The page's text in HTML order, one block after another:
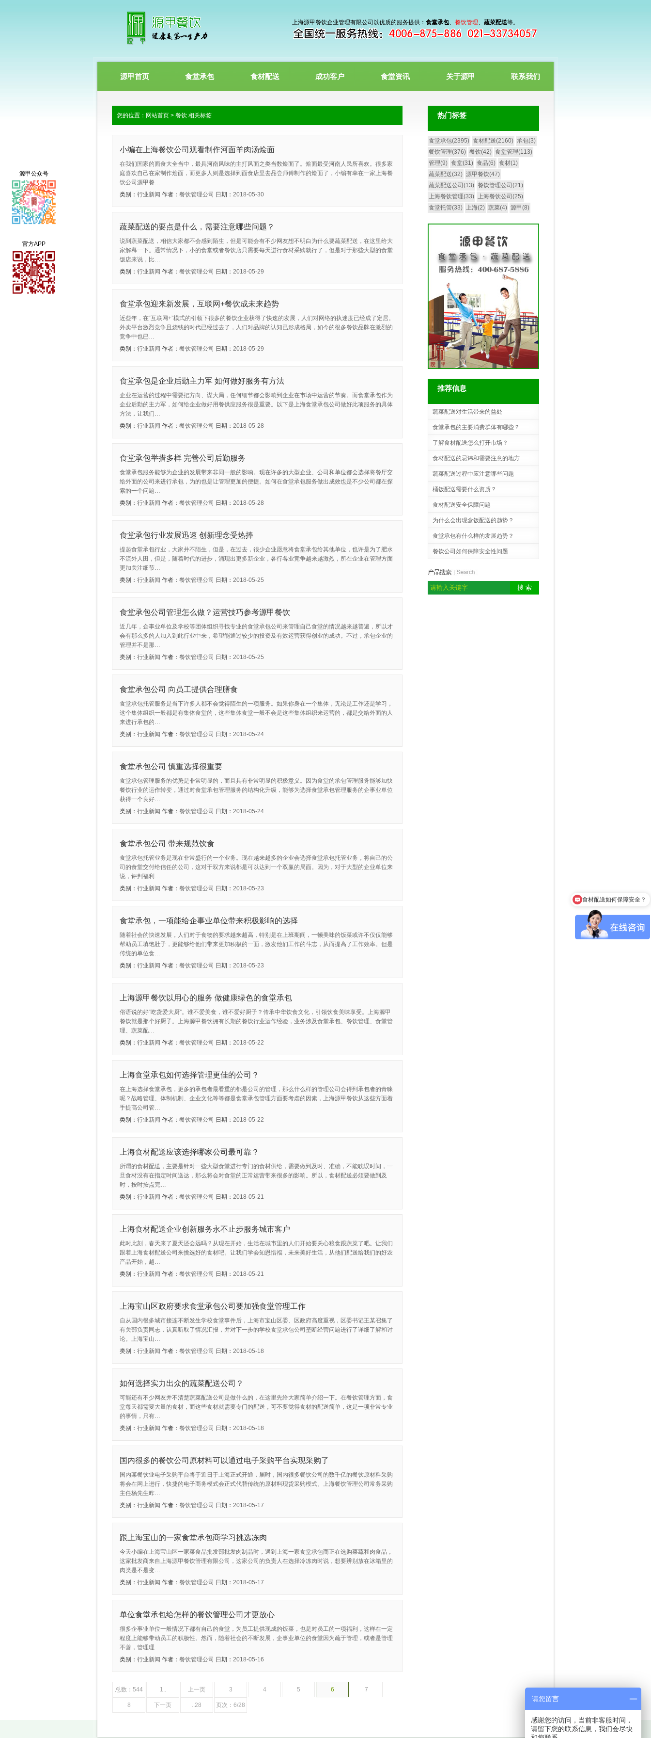
上海源甲餐饮企业管理有限公司以优质的服务提供： 食堂承包、 餐饮管理、 蔬菜配送等。
源甲首页 食堂承包 食材配送 成功客户 食堂资讯 关于源甲 联系我们
您的位置： 网站首页 > 餐饮 相关标签
小编在上海餐饮公司观看制作河面羊肉汤烩面
在我们国家的面食大全当中，最具河南风味的主打风面之类当数烩面了。烩面最受河南人民所喜欢。很多家
庭喜欢自己在家制作烩面，而更多人则是选择到面食店里去品尝师傅制作的烩面了，小编有幸在一家上海餐
饮公司源甲餐…
类别： 行业新闻 作者： 餐饮管理公司 日期： 2018-05-30
蔬菜配送的要点是什么，需要注意哪些问题？
说到蔬菜配送，相信大家都不会感到陌生，但是可能会有不少网友想不明白为什么要蔬菜配送，在这里给大
家解释一下。通常情况下，小的食堂或者餐饮店只需要每天进行食材采购就行了，但是对于那些大型的食堂
饭店来说，比…
类别： 行业新闻 作者： 餐饮管理公司 日期： 2018-05-29
食堂承包迎来新发展，互联网+餐饮成未来趋势
近些年，在“互联网+”模式的引领下很多的餐饮企业获得了快速的发展，人们对网络的执迷度已经成了定居。
外卖平台激烈竞争且烧钱的时代已经过去了，人们对品牌的认知已形成格局，如今的很多餐饮品牌在激烈的
竞争中也已…
类别： 行业新闻 作者： 餐饮管理公司 日期： 2018-05-29
食堂承包是企业后勤主力军 如何做好服务有方法
企业在运营的过程中需要把方向、谋大局，任何细节都会影响到企业在市场中运营的节奏。而食堂承包作为
企业后勤的主力军，如何给企业做好用餐供应服务很是重要。以下是上海食堂承包公司做好此项服务的具体
方法，让我们…
类别： 行业新闻 作者： 餐饮管理公司 日期： 2018-05-28
食堂承包举措多样 完善公司后勤服务
食堂承包服务能够为企业的发展带来非同一般的影响。现在许多的大型企业、公司和单位都会选择将餐厅交
给外面的公司来进行承包，为的也是让管理更加的便捷。如何在食堂承包服务做出成效也是不少公司都在探
索的一个问题…
类别： 行业新闻 作者： 餐饮管理公司 日期： 2018-05-28
食堂承包行业发展迅速 创新理念受热捧
提起食堂承包行业，大家并不陌生，但是，在过去，很少企业愿意将食堂承包给其他单位，也许是为了肥水
不流外人田，但是，随着时代的进步，涌现出更多新企业，各行各业竞争越来越激烈，所在企业在管理方面
更加关注细节…
类别： 行业新闻 作者： 餐饮管理公司 日期： 2018-05-25
食堂承包公司管理怎么做？运营技巧参考源甲餐饮
近几年，企事业单位及学校等团体组织寻找专业的食堂承包公司来管理自己食堂的情况越来越普遍，所以才
会有那么多的人加入到此行业中来，希望能通过较少的投资及有效运营获得创业的成功。不过，承包企业的
管理并不是那…
类别： 行业新闻 作者： 餐饮管理公司 日期： 2018-05-25
食堂承包公司 向员工提供合理膳食
食堂承包托管服务是当下许多人都不会觉得陌生的一项服务。如果你身在一个集体，无论是工作还是学习，
这个集体组织一般都是有集体食堂的，这些集体食堂一般不会是这些集体组织来运营的，都是交给外面的人
来进行承包的…
类别： 行业新闻 作者： 餐饮管理公司 日期： 2018-05-24
食堂承包公司 慎重选择很重要
食堂承包管理服务的优势是非常明显的，而且具有非常明显的积极意义。因为食堂的承包管理服务能够加快
餐饮行业的运作转变，通过对食堂承包管理服务的结构化升级，能够为选择食堂承包管理服务的企事业单位
获得一个良好…
类别： 行业新闻 作者： 餐饮管理公司 日期： 2018-05-24
食堂承包公司 带来规范饮食
食堂承包托管业务是现在非常盛行的一个业务。现在越来越多的企业会选择食堂承包托管业务，将自己的公
司的食堂交付给信任的公司，这对于双方来说都是可以达到一个双赢的局面。因为，对于大型的企业单位来
说，评判福利…
类别： 行业新闻 作者： 餐饮管理公司 日期： 2018-05-23
食堂承包，一项能给企事业单位带来积极影响的选择
随着社会的快速发展，人们对于食物的要求越来越高，特别是在上班期间，一顿美味的饭菜或许不仅仅能够
帮助员工填饱肚子，更能够给他们带来更加积极的一面，激发他们工作的斗志，从而提高了工作效率。但是
传统的单位食…
类别： 行业新闻 作者： 餐饮管理公司 日期： 2018-05-23
上海源甲餐饮以用心的服务 做健康绿色的食堂承包
俗语说的好“吃货爱大厨”。谁不爱美食，谁不爱好厨子？传承中华饮食文化，引领饮食美味享受。上海源甲
餐饮就是那个好厨子。上海源甲餐饮拥有长期的餐饮行业运作经验，业务涉及食堂承包、餐饮管理、食堂管
理、蔬菜配…
类别： 行业新闻 作者： 餐饮管理公司 日期： 2018-05-22
上海食堂承包如何选择管理更佳的公司？
在上海选择食堂承包，更多的承包者最看重的都是公司的管理，那么什么样的管理公司会得到承包者的青睐
呢？战略管理、体制机制、企业文化等等都是食堂承包管理方面要考虑的因素，上海源甲餐饮从这些方面着
手提高公司管…
类别： 行业新闻 作者： 餐饮管理公司 日期： 2018-05-22
上海食材配送应该选择哪家公司最可靠？
所谓的食材配送，主要是针对一些大型食堂进行专门的食材供给，需要做到及时、准确，不能耽误时间，一
旦食材没有在指定时间送达，那么将会对食堂的正常运营带来很多的影响。所以，食材配送必须要做到及
时，按时按点完…
类别： 行业新闻 作者： 餐饮管理公司 日期： 2018-05-21
上海食材配送企业创新服务永不止步服务城市客户
此时此刻，春天来了夏天还会远吗？从现在开始，生活在城市里的人们开始要关心粮食跟蔬菜了吧。让我们
跟着上海食材配送公司来挑选好的食材吧。让我们学会知恩惜福，未来美好生活，从他们配送给我们的好农
产品开始，越…
类别： 行业新闻 作者： 餐饮管理公司 日期： 2018-05-21
上海宝山区政府要求食堂承包公司要加强食堂管理工作
自从国内很多城市接连不断发生学校食堂事件后，上海市宝山区委、区政府高度重视，区委书记王某召集了
有关部负责同志，认真听取了情况汇报，并对下一步的学校食堂承包公司垄断经营问题进行了详细了解和讨
论。上海宝山…
类别： 行业新闻 作者： 餐饮管理公司 日期： 2018-05-18
如何选择实力出众的蔬菜配送公司？
可能还有不少网友并不清楚蔬菜配送公司是做什么的，在这里先给大家简单介绍一下。在餐饮管理方面，食
堂每天都需要大量的食材，而这些食材就需要专门的配送，可不要觉得食材的配送简单，这是一项非常专业
的事情，只有…
类别： 行业新闻 作者： 餐饮管理公司 日期： 2018-05-18
国内很多的餐饮公司原材料可以通过电子采购平台实现采购了
国内某餐饮业电子采购平台将于近日于上海正式开通，届时，国内很多餐饮公司的数千亿的餐饮原材料采购
将会在网上进行，快捷的电子商务模式会正式代替传统的原材料现货采购模式。上海餐饮管理公司常务采购
主任杨先生昨…
类别： 行业新闻 作者： 餐饮管理公司 日期： 2018-05-17
跟上海宝山的一家食堂承包商学习挑选冻肉
今天小编在上海宝山区一家菜食品批发部批发肉制品时，遇到上海一家食堂承包商正在选购菜蔬和肉食品，
这家批发商来自上海源甲餐饮管理有限公司，这家公司的负责人在选择冷冻肉时说，想要辨别放在冰箱里的
肉类是不是变…
类别： 行业新闻 作者： 餐饮管理公司 日期： 2018-05-17
单位食堂承包给怎样的餐饮管理公司才更放心
很多企事业单位一般情况下都有自己的食堂，为员工提供现成的饭菜，也是对员工的一项福利，这样在一定
程度上能够带动员工的积极性。然而，随着社会的不断发展，企事业单位的食堂因为疏于管理，或者是管理
不善，管理理…
类别： 行业新闻 作者： 餐饮管理公司 日期： 2018-05-16
总数：544 1.. 上一页 3 4 5 6 7
8 下一页 ..28 页次：6/28
热门标签
食堂承包(2395) 食材配送(2160) 承包(3)
餐饮管理(376) 餐饮(42) 食堂管理(113)
管理(9) 食堂(31) 食品(6) 食材(1)
蔬菜配送(32) 源甲餐饮(47)
蔬菜配送公司(13) 餐饮管理公司(21)
上海餐饮管理(33) 上海餐饮公司(25)
食堂托管(33) 上海(2) 蔬菜(4) 源甲(8)
推荐信息
蔬菜配送对生活带来的益处
食堂承包的主要消费群体有哪些？
了解食材配送怎么打开市场？
食材配送的忌讳和需要注意的地方
蔬菜配送过程中应注意哪些问题
桶饭配送需要什么资质？
食材配送安全保障问题
为什么会出现盒饭配送的趋势？
食堂承包有什么样的发展趋势？
餐饮公司如何保障安全性问题
源甲公众号
官方APP
你们有什么服务项目？
请您留言
感谢您的访问，当前非客服时间，
请留下您的联系信息，我们会尽快